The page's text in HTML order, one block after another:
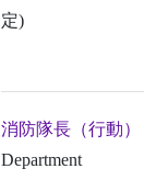
定)
消防隊長（行動）
Department